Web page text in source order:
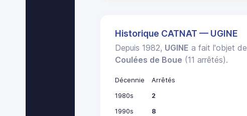
Historique CATNAT — UGINE
Depuis 1982, UGINE a fait l'objet de
Coulées de Boue (11 arrêtés).
Décennie
Arrêtés
1980s
2
1990s
8